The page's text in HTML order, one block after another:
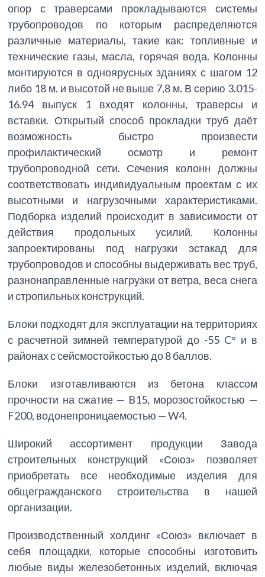
опор с траверсами прокладываются системы
трубопроводов по которым распределяются
различные материалы, такие как: топливные и
технические газы, масла, горячая вода. Колонны
монтируются в одноярусных зданиях с шагом 12
либо 18 м. и высотой не выше 7,8 м. В серию 3.015-
16.94 выпуск 1 входят колонны, траверсы и
вставки. Открытый способ прокладки труб даёт
возможность быстро произвести
профилактический осмотр и ремонт
трубопроводной сети. Сечения колонн должны
соответствовать индивидуальным проектам с их
высотными и нагрузочными характеристиками.
Подборка изделий происходит в зависимости от
действия продольных усилий. Колонны
запроектированы под нагрузки эстакад для
трубопроводов и способны выдерживать вес труб,
разнонаправленные нагрузки от ветра, веса снега
и стропильных конструкций.
Блоки подходят для эксплуатации на территориях
с расчетной зимней температурой до -55 C° и в
районах с сейсмостойкостью до 8 баллов.
Блоки изготавливаются из бетона классом
прочности на сжатие — B15, морозостойкостью —
F200, водонепроницаемостью — W4.
Широкий ассортимент продукции Завода
строительных конструкций «Союз» позволяет
приобретать все необходимые изделия для
общегражданского строительства в нашей
организации.
Производственный холдинг «Союз» включает в
себя площадки, которые способны изготовить
любые виды железобетонных изделий, включая